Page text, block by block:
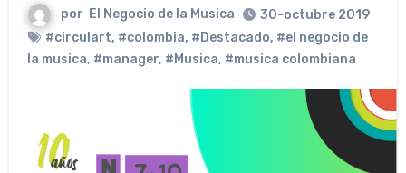
por El Negocio de la Musica
30-octubre 2019
#circulart, #colombia, #Destacado, #el negocio de
la musica, #manager, #Musica, #musica colombiana